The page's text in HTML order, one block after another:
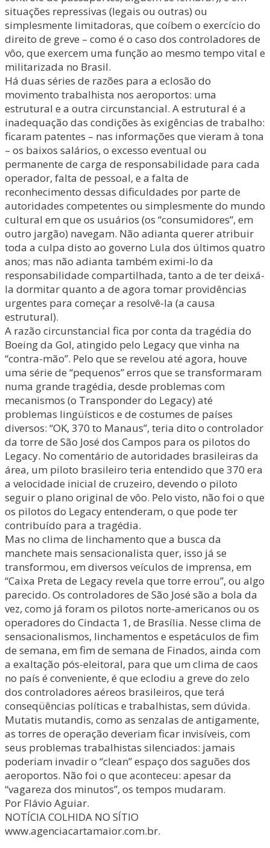
situações repressivas (legais ou outras) ou
simplesmente limitadoras, que coíbem o exercício do
direito de greve – como é o caso dos controladores de
vôo, que exercem uma função ao mesmo tempo vital e
militarizada no Brasil.
Há duas séries de razões para a eclosão do
movimento trabalhista nos aeroportos: uma
estrutural e a outra circunstancial. A estrutural é a
inadequação das condições às exigências de trabalho:
ficaram patentes – nas informações que vieram à tona
– os baixos salários, o excesso eventual ou
permanente de carga de responsabilidade para cada
operador, falta de pessoal, e a falta de
reconhecimento dessas dificuldades por parte de
autoridades competentes ou simplesmente do mundo
cultural em que os usuários (os “consumidores”, em
outro jargão) navegam. Não adianta querer atribuir
toda a culpa disto ao governo Lula dos últimos quatro
anos; mas não adianta também eximi-lo da
responsabilidade compartilhada, tanto a de ter deixá-
la dormitar quanto a de agora tomar providências
urgentes para começar a resolvê-la (a causa
estrutural).
A razão circunstancial fica por conta da tragédia do
Boeing da Gol, atingido pelo Legacy que vinha na
“contra-mão”. Pelo que se revelou até agora, houve
uma série de “pequenos” erros que se transformaram
numa grande tragédia, desde problemas com
mecanismos (o Transponder do Legacy) até
problemas lingüísticos e de costumes de países
diversos: “OK, 370 to Manaus”, teria dito o controlador
da torre de São José dos Campos para os pilotos do
Legacy. No comentário de autoridades brasileiras da
área, um piloto brasileiro teria entendido que 370 era
a velocidade inicial de cruzeiro, devendo o piloto
seguir o plano original de vôo. Pelo visto, não foi o que
os pilotos do Legacy entenderam, o que pode ter
contribuído para a tragédia.
Mas no clima de linchamento que a busca da
manchete mais sensacionalista quer, isso já se
transformou, em diversos veículos de imprensa, em
“Caixa Preta de Legacy revela que torre errou”, ou algo
parecido. Os controladores de São José são a bola da
vez, como já foram os pilotos norte-americanos ou os
operadores do Cindacta 1, de Brasília. Nesse clima de
sensacionalismos, linchamentos e espetáculos de fim
de semana, em fim de semana de Finados, ainda com
a exaltação pós-eleitoral, para que um clima de caos
no país é conveniente, é que eclodiu a greve do zelo
dos controladores aéreos brasileiros, que terá
conseqüências políticas e trabalhistas, sem dúvida.
Mutatis mutandis, como as senzalas de antigamente,
as torres de operação deveriam ficar invisíveis, com
seus problemas trabalhistas silenciados: jamais
poderiam invadir o “clean” espaço dos saguões dos
aeroportos. Não foi o que aconteceu: apesar da
“vagareza dos minutos”, os tempos mudaram.
Por Flávio Aguiar.
NOTÍCIA COLHIDA NO SÍTIO
www.agenciacartamaior.com.br.